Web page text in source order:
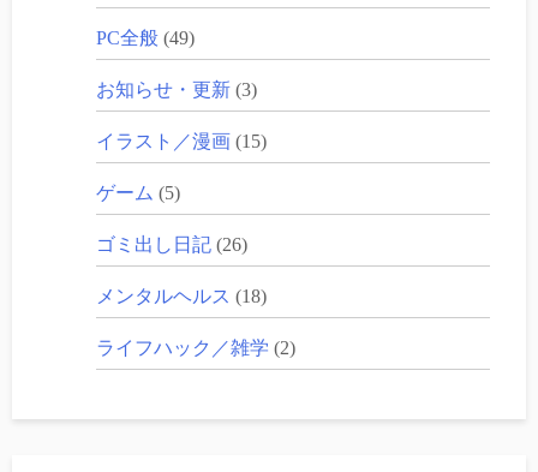
PC全般 (49)
お知らせ・更新 (3)
イラスト／漫画 (15)
ゲーム (5)
ゴミ出し日記 (26)
メンタルヘルス (18)
ライフハック／雑学 (2)